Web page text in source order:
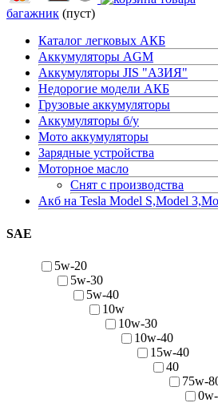
багажник (пуст)
Каталог легковых АКБ
Аккумуляторы AGM
Аккумуляторы JIS "АЗИЯ"
Недорогие модели АКБ
Грузовые аккумуляторы
Аккумуляторы б/у
Мото аккумуляторы
Зарядные устройства
Моторное масло
Снят с производства
Акб на Tesla Model S,Model
SAE
5w-20
5w-30
5w-40
10w
10w-30
10w-40
15w-40
40
75w-